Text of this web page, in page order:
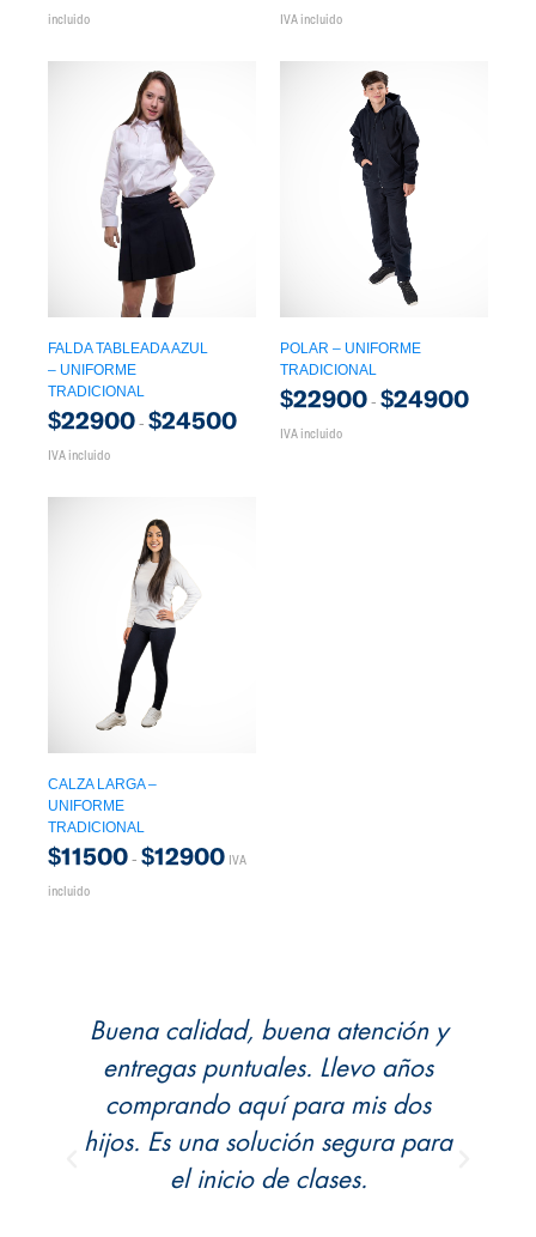
incluido IVA incluido
FALDA TABLEADA AZUL
– UNIFORME
TRADICIONAL
$22900 - $24500
IVA incluido
POLAR – UNIFORME
TRADICIONAL
$22900 - $24900
IVA incluido
CALZA LARGA –
UNIFORME
TRADICIONAL
$11500 - $12900 IVA
incluido
Buena calidad, buena atención y
entregas puntuales. Llevo años
comprando aquí para mis dos
hijos. Es una solución segura para
el inicio de clases.